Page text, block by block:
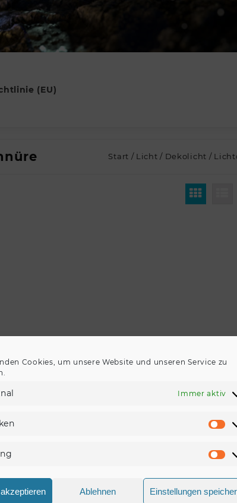
Cookies, um unsere Website und unseren Service zu
Immer aktiv
Ablehnen Einstellungen
(EU)
Start / Licht / Dekolicht /